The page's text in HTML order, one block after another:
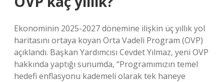
Ekonominin 2025-2027 dönemine ilişkin üç yıllık yol
haritasını ortaya koyan Orta Vadeli Program (OVP)
açıklandı. Başkan Yardımcısı Cevdet Yılmaz, yeni OVP
hakkında yaptığı sunumda, “Programımızın temel
hedefi enflasyonu kademeli olarak tek haneye